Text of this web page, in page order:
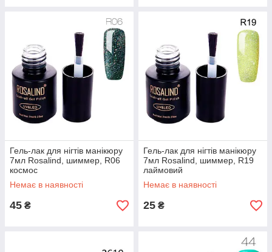
Гель-лак для нігтів манікюру
7мл Rosalind, шиммер, R06
космос
Немає в наявності
45 ₴
Гель-лак для нігтів манікюру
7мл Rosalind, шиммер, R19
лаймовий
Немає в наявності
25 ₴